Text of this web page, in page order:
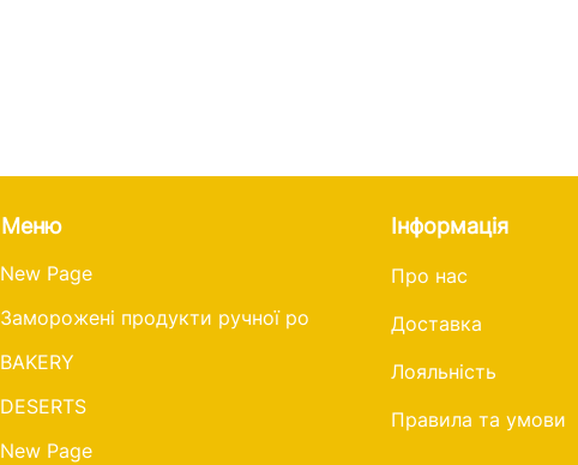
Меню
New Page
Заморожені продукти ручної роботи
BAKERY
DESERTS
New Page
Інформація
Про нас
Доставка
Лояльність
Правила та умови